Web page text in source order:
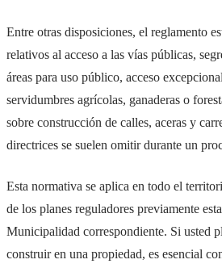
Entre otras disposiciones, el reglamento
relativos al acceso a las vías públicas,
áreas para uso público, acceso
servidumbres agrícolas, ganaderas o
sobre construcción de calles, aceras y
directrices se suelen omitir durante un
Esta normativa se aplica en todo el
de los planes reguladores previamente
Municipalidad correspondiente. Si usted
construir en una propiedad, es esencial